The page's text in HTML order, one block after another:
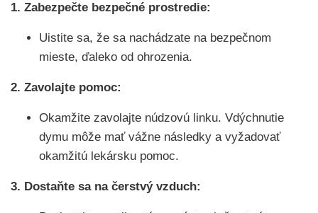
1. Zabezpečte bezpečné prostredie:
Uistite sa, že sa nachádzate na bezpečnom
mieste, ďaleko od ohrozenia.
2. Zavolajte pomoc:
Okamžite zavolajte núdzovú linku. Vdýchnutie
dymu môže mať vážne následky a vyžadovať
okamžitú lekársku pomoc.
3. Dostaňte sa na čerstvý vzduch: